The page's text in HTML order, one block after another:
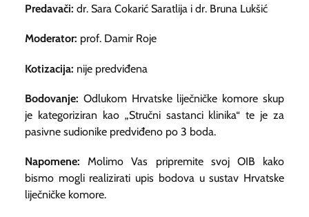
Predavači: dr. Sara Cokarić Saratlija i dr. Bruna Lukšić
Moderator: prof. Damir Roje
Kotizacija: nije predviđena
Bodovanje: Odlukom Hrvatske liječničke komore skup
je kategoriziran kao „Stručni sastanci klinika“ te je za
pasivne sudionike predviđeno po 3 boda.
Napomene: Molimo Vas pripremite svoj OIB kako
bismo mogli realizirati upis bodova u sustav Hrvatske
liječničke komore.